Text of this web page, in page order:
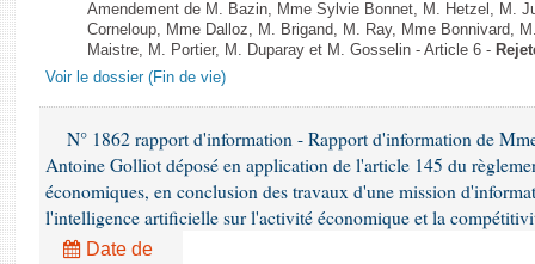
Amendement de M. Bazin, Mme Sylvie Bonnet, M. Hetzel, M.
Corneloup, Mme Dalloz, M. Brigand, M. Ray, Mme Bonnivard,
Maistre, M. Portier, M. Duparay et M. Gosselin - Article 6 -
Voir le dossier (Fin de vie)
N° 1862 rapport d'information - Rapport d'information de
Antoine Golliot déposé en application de l'article 145 du
économiques, en conclusion des travaux d'une mission
l'intelligence artificielle sur l'activité économique et la
Date de